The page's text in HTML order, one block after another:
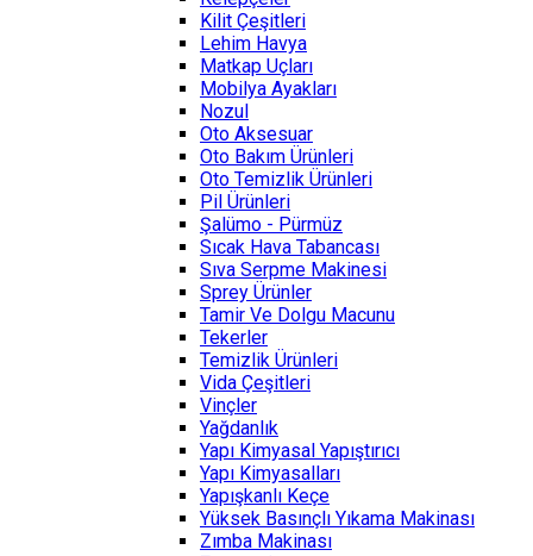
Kilit Çeşitleri
Lehim Havya
Matkap Uçları
Mobilya Ayakları
Nozul
Oto Aksesuar
Oto Bakım Ürünleri
Oto Temizlik Ürünleri
Pil Ürünleri
Şalümo - Pürmüz
Sıcak Hava Tabancası
Sıva Serpme Makinesi
Sprey Ürünler
Tamir Ve Dolgu Macunu
Tekerler
Temizlik Ürünleri
Vida Çeşitleri
Vinçler
Yağdanlık
Yapı Kimyasal Yapıştırıcı
Yapı Kimyasalları
Yapışkanlı Keçe
Yüksek Basınçlı Yıkama Makinası
Zımba Makinası